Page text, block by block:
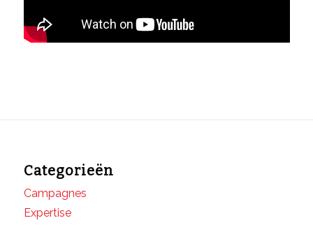
Categorieën
Campagnes
Expertise